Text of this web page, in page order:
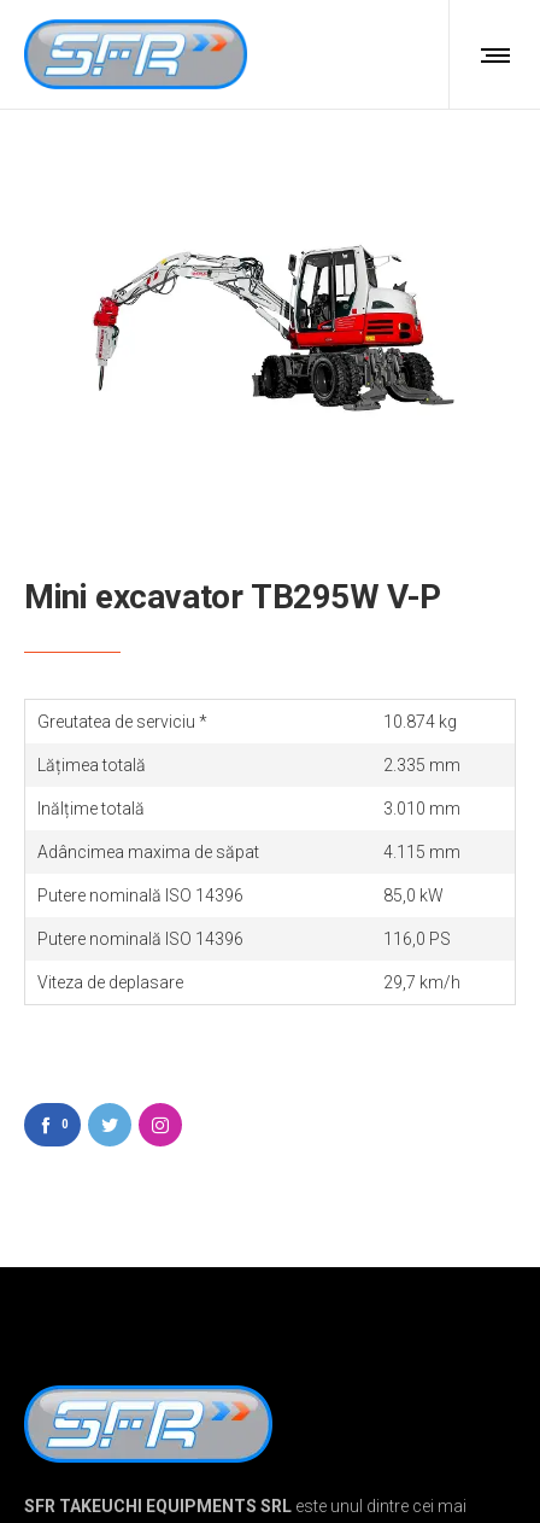
Mini excavator TB295W V-P
Greutatea de serviciu * 10.874 kg
Lățimea totală 2.335 mm
Inălțime totală 3.010 mm
Adâncimea maxima de săpat 4.115 mm
Putere nominală ISO 14396 85,0 kW
Putere nominală ISO 14396 116,0 PS
Viteza de deplasare 29,7 km/h
0
SFR TAKEUCHI EQUIPMENTS SRL este unul dintre cei mai